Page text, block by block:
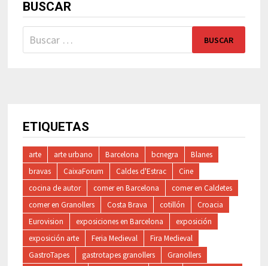
BUSCAR
Buscar:
ETIQUETAS
arte arte urbano Barcelona bcnegra
Blanes
bravas
CaixaForum Caldes d'Estrac
Cine
cocina de autor
comer en Barcelona
comer en Caldetes
comer en Granollers
Costa Brava cotillón
Croacia
Eurovision
exposiciones en Barcelona
exposición
exposición arte
Feria Medieval
Fira Medieval
GastroTapes
gastrotapes granollers
Granollers